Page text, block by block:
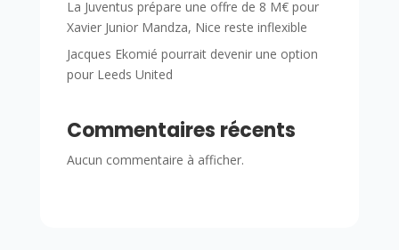
La Juventus prépare une offre de 8 M€ pour
Xavier Junior Mandza, Nice reste inflexible
Jacques Ekomié pourrait devenir une option
pour Leeds United
Commentaires récents
Aucun commentaire à afficher.